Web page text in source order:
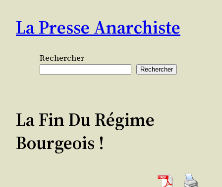
contenu
La Presse Anarchiste
Rechercher
Rechercher
La Fin Du Régime
Bourgeois !